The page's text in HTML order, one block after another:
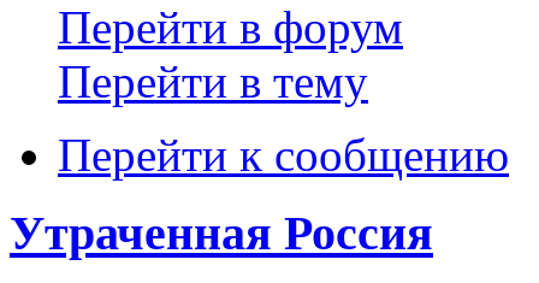
Перейти в форум
Перейти в тему
Перейти к сообщению
Утраченная Россия